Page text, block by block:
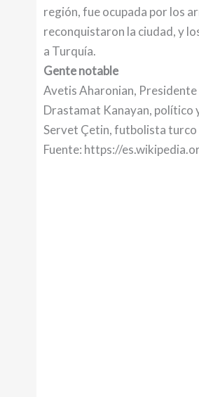
región, fue ocupada por los
reconquistaron la ciudad, y
a Turquía.
Gente notable
Avetis Aharonian,
Drastamat Kanayan, político
Servet Çetin, futbolista turco
Fuente: https://